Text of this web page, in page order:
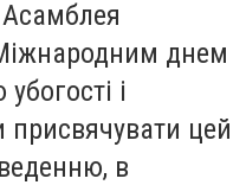
днем
і
присвячувати цей
в